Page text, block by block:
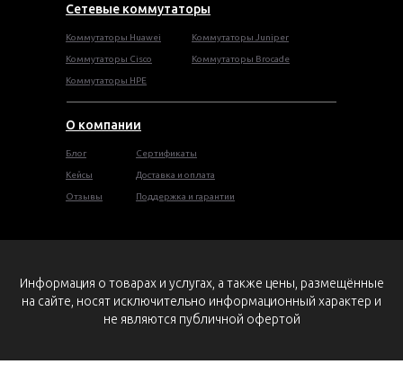
О компании
Сетевые коммутаторы
Блог
Кейсы
Отзывы
Сертификаты
Доставка и оплата
Поддержка и гарантии
Коммутаторы Huawei
Коммутаторы Cisco
Коммутаторы HPE
Коммутаторы Juniper
Коммутаторы Brocade
Информация о товарах и услугах, а также цены, размещённые
на сайте, носят исключительно информационный характер и
не являются публичной офертой